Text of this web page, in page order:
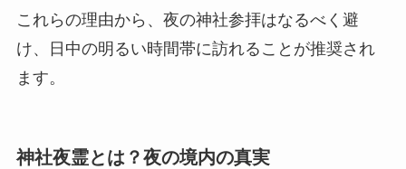
これらの理由から、夜の神社参拝はなるべく避
け、日中の明るい時間帯に訪れることが推奨され
ます。
神社夜霊とは？夜の境内の真実